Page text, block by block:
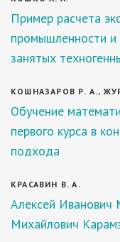
Пример расчета
промышленности и
занятых
КОШНАЗАРОВ Р. А.,
Обучение
первого курса в
подхода
КРАСАВИН В. А.
Алексей
Михайлович